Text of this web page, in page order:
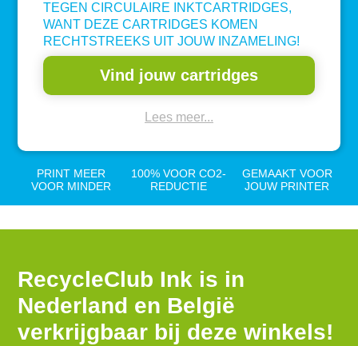
TEGEN CIRCULAIRE INKTCARTRIDGES,
WANT DEZE CARTRIDGES KOMEN
RECHTSTREEKS UIT JOUW INZAMELING!
Vind jouw cartridges
Lees meer...
PRINT MEER
VOOR MINDER
100% VOOR CO2-
REDUCTIE
GEMAAKT VOOR
JOUW PRINTER
RecycleClub Ink is in
Nederland en België
verkrijgbaar bij deze winkels!